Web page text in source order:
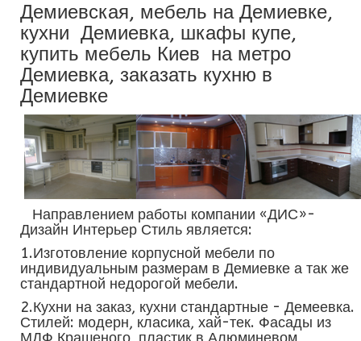
Демиевская, мебель на Демиевке,
кухни Демиевка, шкафы купе,
купить мебель Киев на метро
Демиевка, заказать кухню в
Демиевке
Направлением работы компании «ДИС»-
Дизайн Интерьер Стиль является:
1.Изготовление корпусной мебели по
индивидуальным размерам в Демиевке а так же
стандартной недорогой мебели.
2.Кухни на заказ, кухни стандартные - Демеевка.
Стилей: модерн, класика, хай-тек. Фасады из
МДФ Крашеного, пластик в Алюминевом